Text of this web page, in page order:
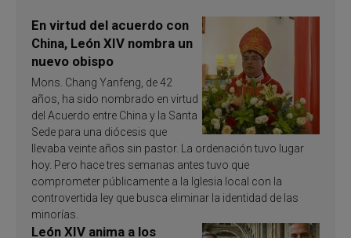
En virtud del acuerdo con
China, León XIV nombra un
nuevo obispo
Mons. Chang Yanfeng, de 42
años, ha sido nombrado en virtud
del Acuerdo entre China y la Santa
Sede para una diócesis que
llevaba veinte años sin pastor. La ordenación tuvo lugar
hoy. Pero hace tres semanas antes tuvo que
comprometer públicamente a la Iglesia local con la
controvertida ley que busca eliminar la identidad de las
minorías.
León XIV anima a los